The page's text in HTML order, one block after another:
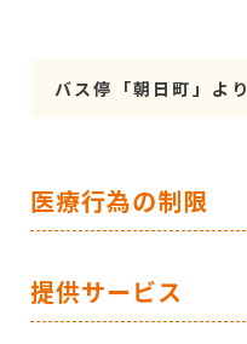
バス停「朝日町」よ
医療行為の制限
提供サービス